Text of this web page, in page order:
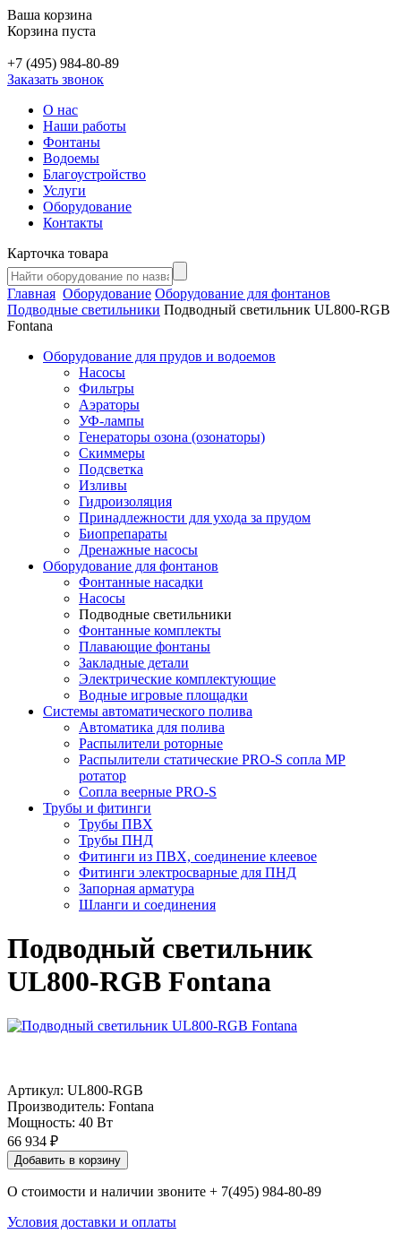
Ваша корзина
Корзина пуста
+7 (495) 984-80-89
Заказать звонок
О нас
Наши работы
Фонтаны
Водоемы
Благоустройство
Услуги
Оборудование
Контакты
Карточка товара
Главная Оборудование Оборудование для фонтанов
Подводные светильники Подводный светильник UL800-RGB
Fontana
Оборудование для прудов и водоемов
Насосы
Фильтры
Аэраторы
УФ-лампы
Генераторы озона (озонаторы)
Скиммеры
Подсветка
Изливы
Гидроизоляция
Принадлежности для ухода за прудом
Биопрепараты
Дренажные насосы
Оборудование для фонтанов
Фонтанные насадки
Насосы
Подводные светильники
Фонтанные комплекты
Плавающие фонтаны
Закладные детали
Электрические комплектующие
Водные игровые площадки
Системы автоматического полива
Автоматика для полива
Распылители роторные
Распылители статические PRO-S сопла МР
ротатор
Сопла веерные PRO-S
Трубы и фитинги
Трубы ПВХ
Трубы ПНД
Фитинги из ПВХ, соединение клеевое
Фитинги электросварные для ПНД
Запорная арматура
Шланги и соединения
Подводный светильник
UL800-RGB Fontana
Артикул: UL800-RGB
Производитель: Fontana
Мощность: 40 Вт
66 934 ₽
Добавить в корзину
О стоимости и наличии звоните + 7(495) 984-80-89
Условия доставки и оплаты